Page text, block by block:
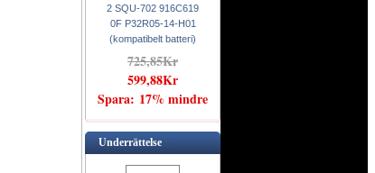
2 SQU-702 916C619
0F P32R05-14-H01
(kompatibelt batteri)
725,85Kr
599,88Kr
Spara: 17% mindre
Underrättelse